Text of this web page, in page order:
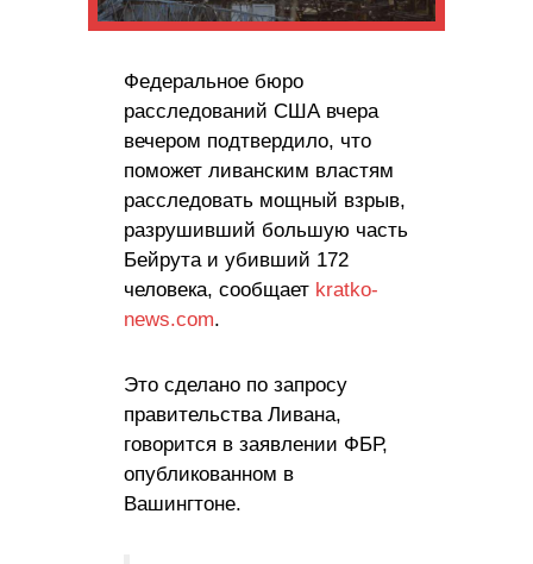
Федеральное бюро
расследований США вчера
вечером подтвердило, что
поможет ливанским властям
расследовать мощный взрыв,
разрушивший большую часть
Бейрута и убивший 172
человека, сообщает kratko-
news.com.
Это сделано по запросу
правительства Ливана,
говорится в заявлении ФБР,
опубликованном в
Вашингтоне.